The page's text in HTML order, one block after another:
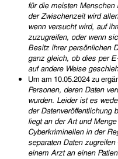
für die meisten
der Zwischenzeit wird
wenn versucht wird, auf
zuzugreifen, oder wenn
Besitz ihrer persönlichen
ganz gleich, ob dies per
auf andere Weise
Um am 10.05.2024 zu
Personen, deren Daten
wurden. Leider ist es
der Datenveröffentlichung
liegt an der Art und
Cyberkriminellen in der
separaten Daten
einem Arzt an einen